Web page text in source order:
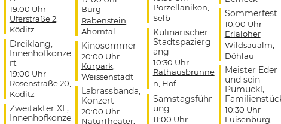
19:00 Uhr
Uferstraße 2,
Köditz
Dreiklang,
Innenhofkonze
rt
19:00 Uhr
Rosenstraße 20
Köditz
Zweitakter XL,
Innenhofkonze
Burg
Rabenstein
Ahorntal
Kinosommer
20:00 Uhr
Kurpark
Weissenstadt
Labrassbanda,
Konzert
20:00 Uhr
NaturTheater,
Porzellanikon
Selb
Kulinarischer
Stadtspazierg
ang
10:30 Uhr
Rathausbrunne
n , Hof
Samstagsführ
ung
11:00 Uhr
Sommerfest
10:00 Uhr
Erlaloher
Wildsaualm
Döhlau
Meister Eder
und sein
Pumuckl,
10:30 Uhr
Luisenburg